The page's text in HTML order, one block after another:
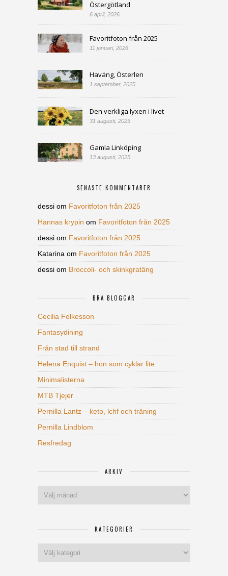
Östergötland
6 april, 2026
Favoritfoton från 2025
11 januari, 2026
Haväng, Österlen
1 september, 2025
Den verkliga lyxen i livet
31 augusti, 2025
Gamla Linköping
13 augusti, 2025
SENASTE KOMMENTARER
dessi om Favoritfoton från 2025
Hannas krypin om Favoritfoton från 2025
dessi om Favoritfoton från 2025
Katarina om Favoritfoton från 2025
dessi om Broccoli- och skinkgratäng
BRA BLOGGAR
Cecilia Folkesson
Fantasydining
Från stad till strand
Helena Enquist – hon som cyklar lite
Minimalisterna
MTB Tjejer
Pernilla Lantz – keto, lchf och träning
Pernilla Lindblom
Resfredag
ARKIV
KATEGORIER